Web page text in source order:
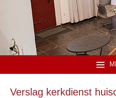
Verslag kerkdienst